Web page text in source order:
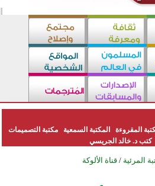
المقروءة المكتبة السمعية
مكتبة التصميمات
كتب د. خالد الجريسي
المرئية / قناة الألوكة